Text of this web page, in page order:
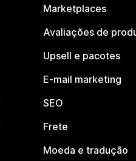
Marketplaces
Avaliações de
Upsell e pacotes
E-mail marketing
SEO
Frete
Moeda e tradução